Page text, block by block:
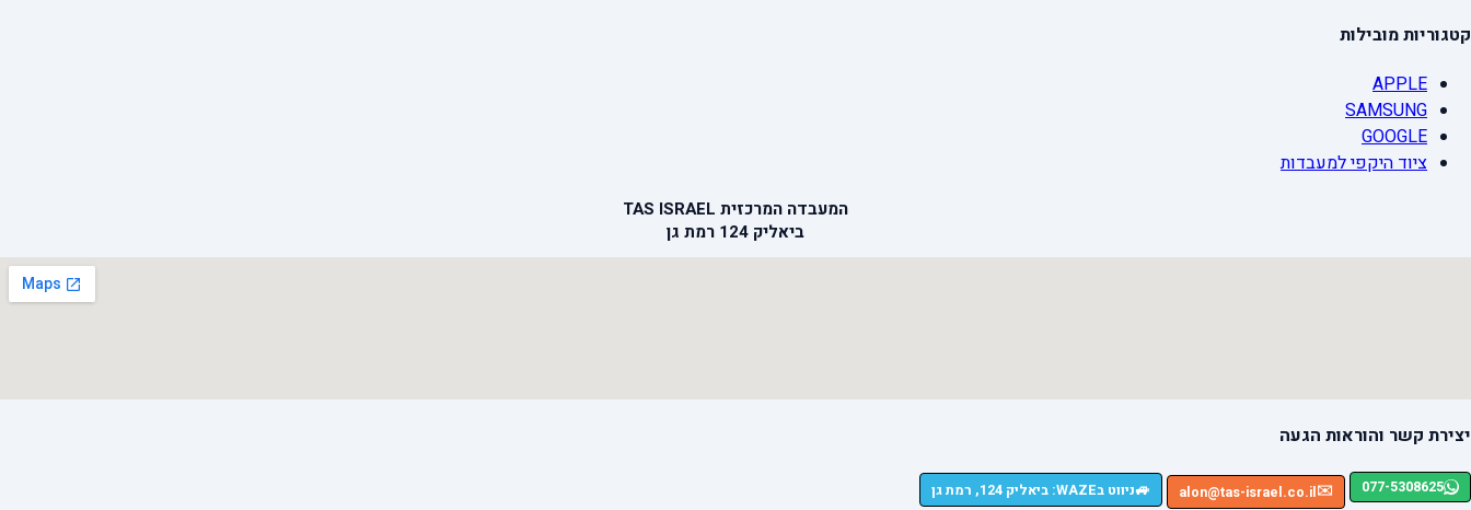
קטגוריות מובילות
APPLE
SAMSUNG
GOOGLE
ציוד היקפי למעבדות
המעבדה המרכזית TAS ISRAEL
ביאליק 124 רמת גן
יצירת קשר והוראות הגעה
077-5308625
✉️
alon@tas-israel.co.il
🚙ניווט בWAZE: ביאליק 124, רמת גן